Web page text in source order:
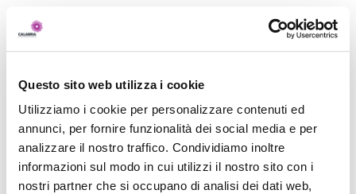
Questo sito web utilizza i cookie
Utilizziamo i cookie per personalizzare contenuti ed
annunci, per fornire funzionalità dei social media e per
analizzare il nostro traffico. Condividiamo inoltre
informazioni sul modo in cui utilizzi il nostro sito con i
nostri partner che si occupano di analisi dei dati web,